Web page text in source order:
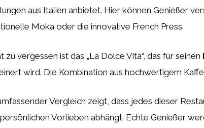
aus Italien anbietet. Hier können Genießer
Moka oder die innovative French Press.
zu vergessen ist das „La Dolce Vita“, das für seinen
wird. Die Kombination aus hochwertigem
Vergleich zeigt, dass jedes dieser
Vorlieben abhängt. Echte Genießer